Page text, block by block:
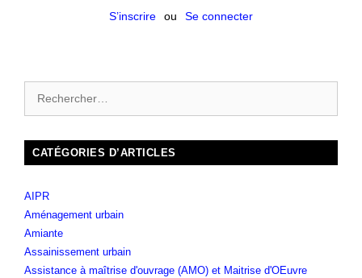
S’inscrire ou Se connecter
CATÉGORIES D’ARTICLES
AIPR
Aménagement urbain
Amiante
Assainissement urbain
Assistance à maîtrise d'ouvrage (AMO) et Maitrise d'OEuvre